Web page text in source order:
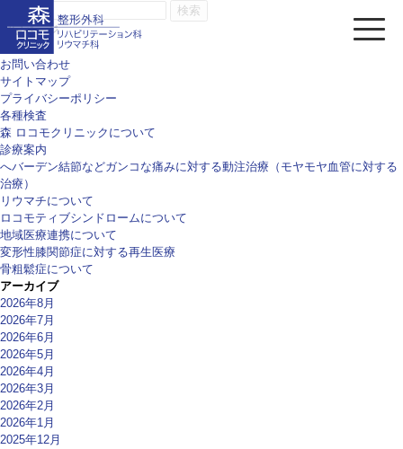
索:固定ページ
アクセス
お問い合わせ
サイトマップ
プライバシーポリシー
各種検査
森 ロコモクリニックについて
診療案内
へバーデン結節などガンコな痛みに対する動注治療（モヤモヤ血管に対する
治療）
リウマチについて
ロコモティブシンドロームについて
地域医療連携について
変形性膝関節症に対する再生医療
骨粗鬆症について
アーカイブ
2026年8月
2026年7月
2026年6月
2026年5月
2026年4月
2026年3月
2026年2月
2026年1月
2025年12月